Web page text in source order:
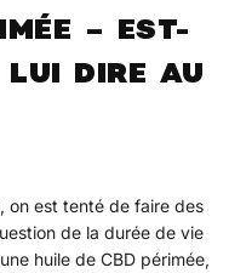
– EST-
LUI DIRE AU
on est tenté de faire des
de la durée de vie
huile de CBD périmée,